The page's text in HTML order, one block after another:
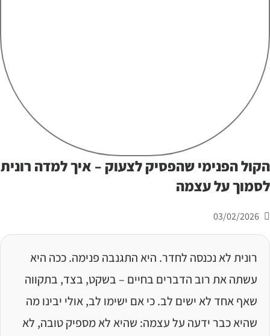
הפנימי שהפסיק לצעוק – איך למדה רונית
על עצמה
03/02/2026
רונית לא נכנסה לחדר. היא התגנבה פנימה. ככה היא
עשתה את רוב הדברים בחיים – בשקט, בצד, בתקווה
שאף אחד לא ישים לב. כי אם ישימו לב, אולי יבינו מה
שהיא כבר ידעה על עצמה: שהיא לא מספיק טובה, לא